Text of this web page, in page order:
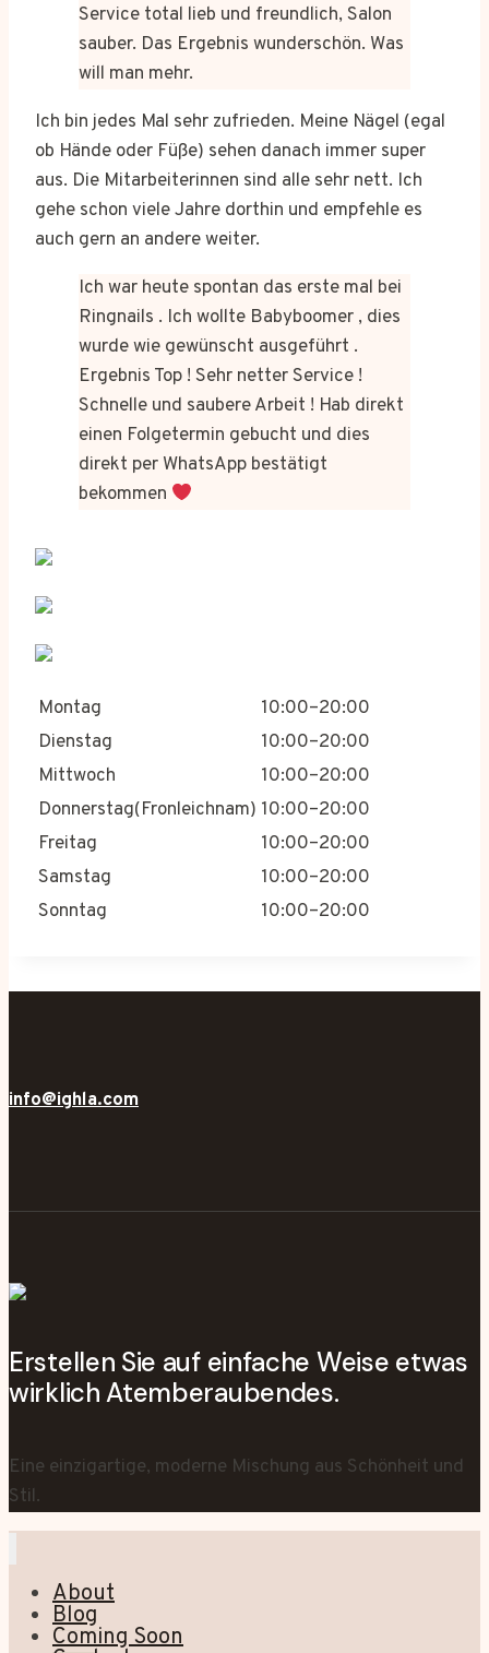
Service total lieb und freundlich, Salon
sauber. Das Ergebnis wunderschön. Was
will man mehr.
Ich bin jedes Mal sehr zufrieden. Meine Nägel (egal
ob Hände oder Füße) sehen danach immer super
aus. Die Mitarbeiterinnen sind alle sehr nett. Ich
gehe schon viele Jahre dorthin und empfehle es
auch gern an andere weiter.
Ich war heute spontan das erste mal bei
Ringnails . Ich wollte Babyboomer , dies
wurde wie gewünscht ausgeführt .
Ergebnis Top ! Sehr netter Service !
Schnelle und saubere Arbeit ! Hab direkt
einen Folgetermin gebucht und dies
direkt per WhatsApp bestätigt
bekommen
Montag
10:00–20:00
Dienstag
10:00–20:00
Mittwoch
10:00–20:00
Donnerstag(Fronleichnam) 10:00–20:00
Freitag
10:00–20:00
Samstag
10:00–20:00
Sonntag
10:00–20:00
info@ighla.com
Erstellen Sie auf einfache Weise etwas
wirklich Atemberaubendes.
Eine einzigartige, moderne Mischung aus Schönheit und
Stil.
About
Blog
Coming Soon